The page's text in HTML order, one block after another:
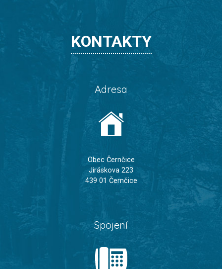
KONTAKTY
Adresa
Obec Černčice
Jiráskova 223
439 01 Černčice
Spojení